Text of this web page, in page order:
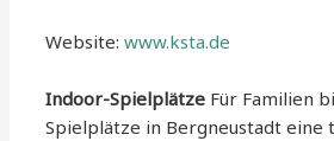
Website:www.ksta.de
Indoor-Spielplätze Für Familien
Spielplätze in Bergneustadt eine